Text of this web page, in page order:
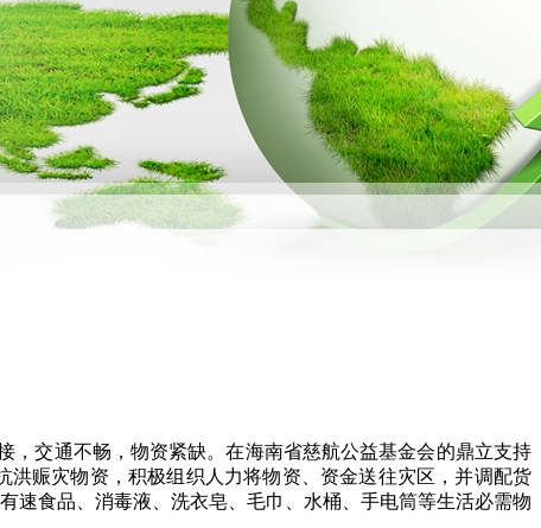
，交通不畅，物资紧缺。在海南省慈航公益基金会的鼎立支持
赈灾物资，积极组织人力将物资、资金送往灾区，并调配货
速食品、消毒液、洗衣皂、毛巾、水桶、手电筒等生活必需物